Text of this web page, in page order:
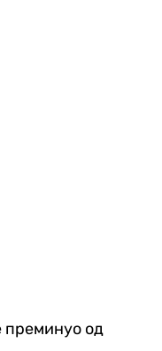
преминуо од